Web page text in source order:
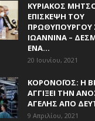
ΚΥΡΙΆΚΟΣ
ΕΠΊΣΚΕΨΗ ΤΟΥ
ΠΡΩΘΥΠΟΥΡΓΟΎ
ΙΩΆΝΝΙΝΑ –
ΈΝΑ...
20 Ιουνίου, 2021
ΚΟΡΟΝΟΪΌΣ: Η
ΑΓΓΊΞΕΙ ΤΗΝ
ΑΓΈΛΗΣ ΑΠΌ
9 Απριλίου, 2021